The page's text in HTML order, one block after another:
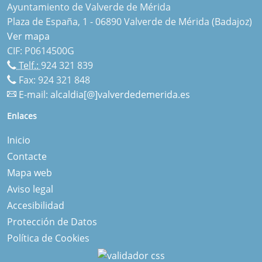
Ayuntamiento de Valverde de Mérida
Plaza de España, 1 - 06890 Valverde de Mérida (Badajoz)
Ver mapa
CIF: P0614500G
Telf.: 924 321 839
Fax: 924 321 848
E-mail: alcaldia[@]valverdedemerida.es
Enlaces
Inicio
Contacte
Mapa web
Aviso legal
Accesibilidad
Protección de Datos
Política de Cookies